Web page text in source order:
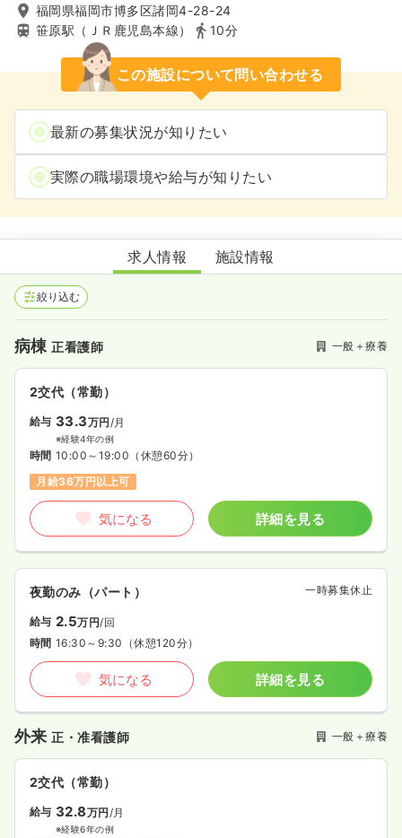
福岡県福岡市博多区諸岡4-28-24
笹原駅（ＪＲ鹿児島本線）
10分
この施設について問い合わせる
最新の募集状況が知りたい
実際の職場環境や給与が知りたい
友田病院
求人情報 施設情報
絞り込む
病棟正看護師 一般＋療養
2交代（常勤）
給与 33.3万円/月
※経験4年の例
時間 10:00～19:00 （休憩60分）
月給36万円以上可
気になる 詳細を見る
夜勤のみ（パート） 一時募集休止
給与 2.5万円/回
時間 16:30～9:30 （休憩120分）
気になる 詳細を見る
外来正・准看護師 一般＋療養
2交代（常勤）
給与 32.8万円/月
※経験6年の例